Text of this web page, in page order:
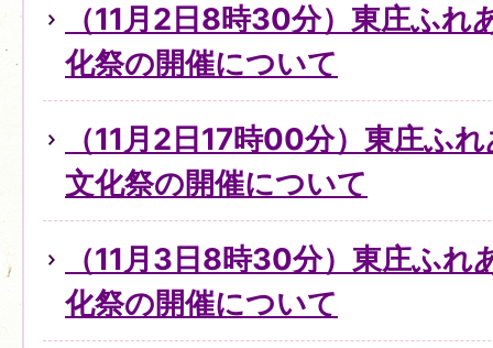
（11月2日8時30分）東庄ふれ
化祭の開催について
（11月2日17時00分）東庄ふ
文化祭の開催について
（11月3日8時30分）東庄ふれ
化祭の開催について